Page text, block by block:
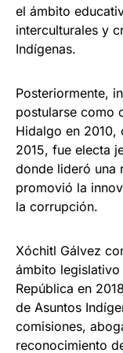
el ámbito
interculturales y
Indígenas.
Posteriormente,
postularse como
Hidalgo en 2010,
2015, fue electa
donde lideró una
promovió la
la corrupción.
Xóchitl Gálvez
ámbito
República en
de Asuntos
comisiones,
reconocimiento